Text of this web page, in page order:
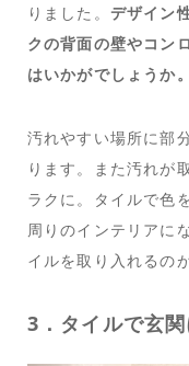
りました。 デザイン
クの背面の壁やコン
はいかがでしょうか。
汚れやすい場所に部
ります。また汚れが
ラクに。タイルで色
周りのインテリアに
イルを取り入れるの
3．タイルで玄